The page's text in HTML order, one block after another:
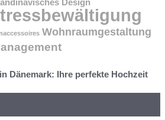
Design
Wohnraumgestaltung
Dänemark: Ihre perfekte Hochzeit